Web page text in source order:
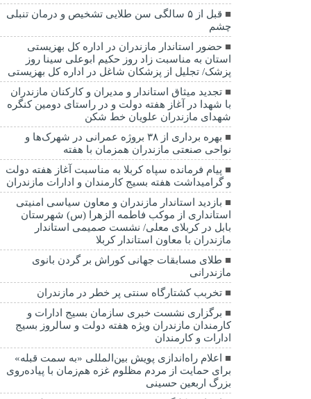
قبل از ۵ سالگی سن طلایی تشخیص و درمان تنبلی
چشم
حضور استاندار مازندران در اداره کل بهزیستی
استان به مناسبت زاد روز حکیم ابوعلی سینا روز
پزشک/ تجلیل از پزشکان شاغل در اداره کل بهزیستی
تجدید میثاق استاندار و مدیران و کارکنان مازندران
با شهدا در آغاز هفته دولت و در راستای دومین کنگره
شهدای مازندران علویان خط شکن
بهره برداری از ۳۸ بروژه عمرانی در شهرک‌ها و
نواحی صنعتی مازندران همزمان با هفته
پیام فرمانده سپاه کربلا به مناسبت آغاز هفته دولت
و گرامیداشت هفته بسیج کارمندان و ادارات مازندران
بازدید استاندار مازندران و معاون سیاسی امنیتی
استانداری از موکب فاطمه الزهرا (س) شهرستان
بابل در کربلای معلی/ نشست صمیمی استاندار
مازندران با معاون استاندار کربلا
طلای مسابقات جهانی کوراش بر گردن بانوی
مازندرانی
تخربب کشتارگاه سنتی پر خطر در مازندران
برگزاری نشست خبری سازمان بسیج ادارات و
کارمندان مازندران ویژه هفته دولت و سالروز بسیج
ادارات و کارمندان
اعلام راه‌اندازی پویش بین‌المللی «به سمت قبله»
برای حمایت از مردم مظلوم غزه هم‌زمان با پیاده‌روی
بزرگ اربعین حسینی